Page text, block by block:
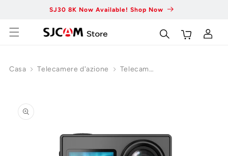
SJ30 8K Now Available! Shop Now
Carrello Accedi
Casa Telecamere d'azione
Telecamera
informazioni
sul
prodotto